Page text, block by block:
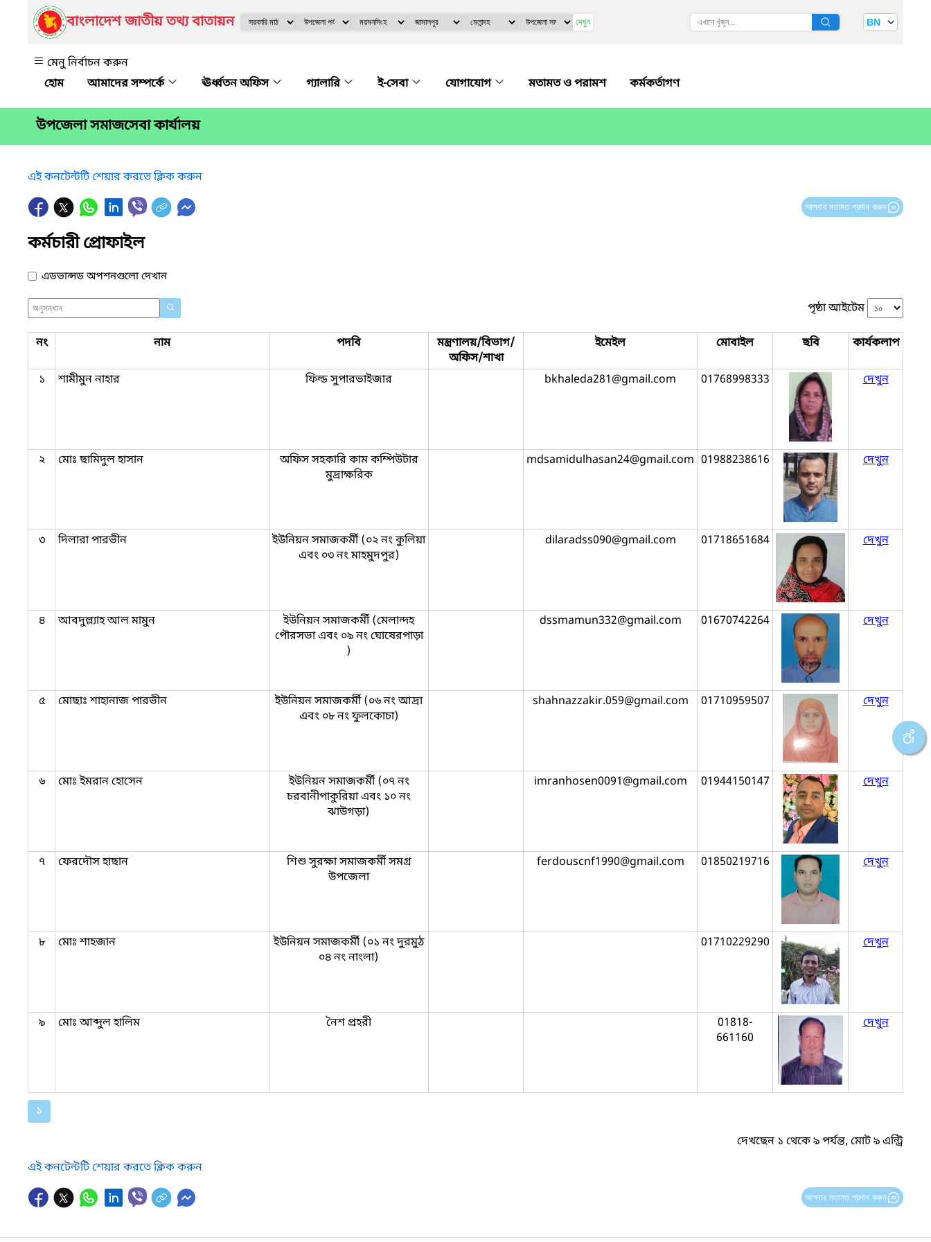
বাংলাদেশ জাতীয় তথ্য বাতায়ন দেখুন BN
মেনু নির্বাচন করুন
আমাদের সম্পর্কে
ঊর্ধ্বতন অফিস গ্যালারি ই-সেবা যোগাযোগ মতামত ও পরামশ কর্মকর্তাগণ
উপজেলা সমাজসেবা কার্যালয়
এই কনটেন্টটি শেয়ার করতে ক্লিক করুন
আপনার মতামত প্রদান করুন
কর্মচারী প্রোফাইল
এডভান্সড অপশনগুলো দেখান
পৃষ্ঠা আইটেম
নং নাম পদবি
মন্ত্রণালয়/বিভাগ/
অফিস/শাখা
ইমেইল মোবাইল ছবি কার্যকলাপ
১ শামীমুন নাহার ফিল্ড সুপারভাইজার bkhaleda281@gmail.com 01768998333 দেখুন
২ মোঃ ছামিদুল হাসান
অফিস সহকারি কাম কম্পিউটার
মুদ্রাক্ষরিক
mdsamidulhasan24@gmail.com 01988238616 দেখুন
৩ দিলারা পারভীন
ইউনিয়ন সমাজকর্মী (০২ নং কুলিয়া
এবং ০৩ নং মাহমুদপুর)
dilaradss090@gmail.com 01718651684 দেখুন
৪ আবদুল্ল্যাহ আল মামুন
ইউনিয়ন সমাজকর্মী (মেলান্দহ
পৌরসভা এবং ০৯ নং ঘোষেরপাড়া
)
dssmamun332@gmail.com 01670742264 দেখুন
৫ মোছাঃ শাহানাজ পারভীন
ইউনিয়ন সমাজকর্মী (০৬ নং আদ্রা
এবং ০৮ নং ফুলকোচা)
shahnazzakir.059@gmail.com 01710959507 দেখুন
৬ মোঃ ইমরান হোসেন
ইউনিয়ন সমাজকর্মী (০৭ নং
চরবানীপাকুরিয়া এবং ১০ নং
ঝাউগড়া)
imranhosen0091@gmail.com 01944150147 দেখুন
৭ ফেরদৌস হাছান
শিশু সুরক্ষা সমাজকর্মী সমগ্র
উপজেলা
ferdouscnf1990@gmail.com 01850219716 দেখুন
৮ মোঃ শাহজান
ইউনিয়ন সমাজকর্মী (০১ নং দুরমুঠ
০৪ নং নাংলা)
01710229290 দেখুন
৯ মোঃ আব্দুল হালিম নৈশ প্রহরী
01818-
661160
দেখুন
১
দেখছেন ১ থেকে ৯ পর্যন্ত, মোট ৯ এন্ট্রি
এই কনটেন্টটি শেয়ার করতে ক্লিক করুন
আপনার মতামত প্রদান করুন